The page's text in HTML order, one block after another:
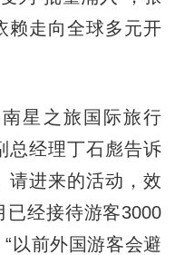
赖走向全球多元开
星之旅国际旅行
总经理丁石彪告诉
请进来的活动，效
已经接待游客3000
以前外国游客会避